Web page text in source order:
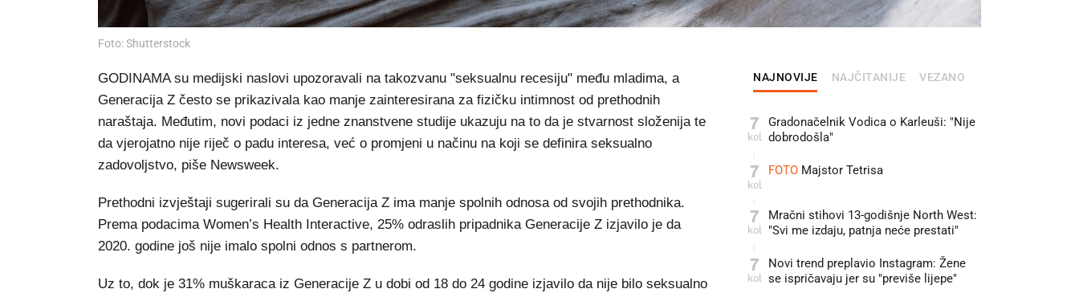
Foto: Shutterstock
GODINAMA su medijski naslovi upozoravali na takozvanu "seksualnu recesiju" među mladima, a
Generacija Z često se prikazivala kao manje zainteresirana za fizičku intimnost od prethodnih
naraštaja. Međutim, novi podaci iz jedne znanstvene studije ukazuju na to da je stvarnost složenija te
da vjerojatno nije riječ o padu interesa, već o promjeni u načinu na koji se definira seksualno
zadovoljstvo, piše Newsweek.
Prethodni izvještaji sugerirali su da Generacija Z ima manje spolnih odnosa od svojih prethodnika.
Prema podacima Women’s Health Interactive, 25% odraslih pripadnika Generacije Z izjavilo je da
2020. godine još nije imalo spolni odnos s partnerom.
Uz to, dok je 31% muškaraca iz Generacije Z u dobi od 18 do 24 godine izjavilo da nije bilo seksualno
NAJNOVIJE NAJČITANIJE VEZANO
7
kol
Gradonačelnik Vodica o Karleuši: "Nije
dobrodošla"
7
kol
FOTO Majstor Tetrisa
7
kol
Mračni stihovi 13-godišnje North West:
"Svi me izdaju, patnja neće prestati"
7
kol
Novi trend preplavio Instagram: Žene
se ispričavaju jer su "previše lijepe"